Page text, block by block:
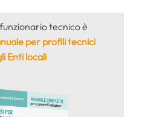
tecnico è
per profili tecnici
Enti locali